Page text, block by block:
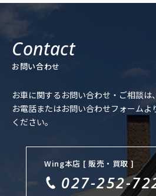
お問い合わせ
お車に関するお問い合わせ・ご相談は、
お電話またはお問い合わせフォームよ
ください。
Wing本店 [ 販売・買取 ]
027-252-